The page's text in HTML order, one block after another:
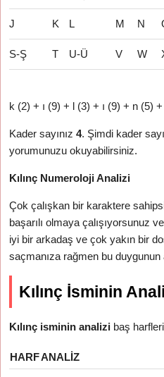
J K L M N
S-Ş T U-Ü V W
k (2) + ı (9) + l (3) + ı (9) + n (5)
Kader sayınız4. Şimdi kader
yorumunuzu okuyabilirsiniz.
Kılınç Numeroloji Analizi
Çok çalışkan bir karaktere
başarılı olmaya çalışıyorsunuz
iyi bir arkadaş ve çok yakın bir
saçmanıza rağmen bu duygunun
Kılınç İsminin
Kılınç isminin analizi baş
HARFANALIZ